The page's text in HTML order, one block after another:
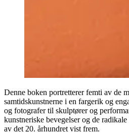
Denne boken portretterer femti av de
samtidskunstnerne i en fargerik og
og fotografer til skulptører og
kunstneriske bevegelser og de
av det 20. århundret vist frem.